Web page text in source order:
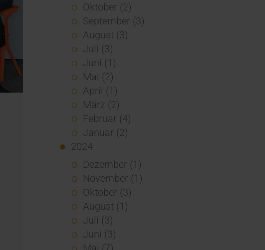
Oktober (2)
September (3)
August (3)
Juli (3)
Juni (1)
Mai (2)
April (1)
März (2)
Februar (4)
Januar (2)
2024
Dezember (1)
November (1)
Oktober (3)
August (1)
Juli (3)
Juni (3)